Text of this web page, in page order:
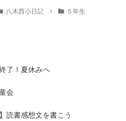
八木西小日記 ５年生
了！夏休みへ
会
読書感想文を書こう